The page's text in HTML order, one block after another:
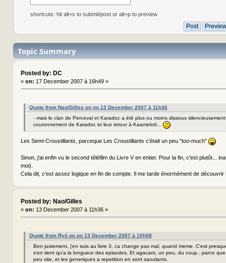
shortcuts: hit alt+s to submit/post or alt+p to preview
Topic Summary
Posted by: DC
« on: 17 December 2007 à 16h49 »
Quote from Nao/Gilles on on 13 December 2007 à 11h36
- mais le clan de Perceval et Karadoc a été plus ou moins dissous
couronnement de Karadoc et leur retour à Kaamelott...
Les Semi-Croustillants, parceque Les Croustillants c'était un peu "too-much"
Sinon, j'ai enfin vu le second téléfilm du Livre V en entier. Pour la fin, c'est plutôt...
moi).
Cela dit, c'est assez logique en fin de compte. Il me tarde énormément de découvrir
Posted by: Nao/Gilles
« on: 13 December 2007 à 11h36 »
Quote from Ryō on on 13 December 2007 à 10h58
Ben justement, j'en suis au livre 3, ca change pas mal, quand meme. C'est
s'en tient qu'a la longueur des episodes. Et agacant, un peu, du coup...parce
peu vite, et les generiques a repetition en sont saoulants.